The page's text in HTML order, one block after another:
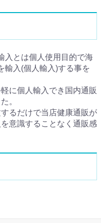
入とは個人使用目的で海
輸入(個人輸入)する事を
に個人輸入でき国内通販
。
るだけで当店健康通販が
意識することなく通販感